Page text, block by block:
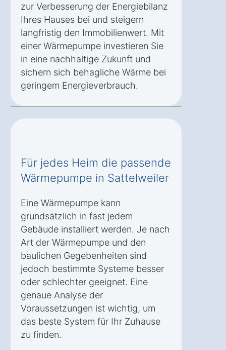
zur Verbesserung der Energiebilanz
Ihres Hauses bei und steigern
langfristig den Immobilienwert. Mit
einer Wärmepumpe investieren Sie
in eine nachhaltige Zukunft und
sichern sich behagliche Wärme bei
geringem Energieverbrauch.
Für jedes Heim die passende
Wärmepumpe in Sattelweiler
Eine Wärmepumpe kann
grundsätzlich in fast jedem
Gebäude installiert werden. Je nach
Art der Wärmepumpe und den
baulichen Gegebenheiten sind
jedoch bestimmte Systeme besser
oder schlechter geeignet. Eine
genaue Analyse der
Voraussetzungen ist wichtig, um
das beste System für Ihr Zuhause
zu finden.